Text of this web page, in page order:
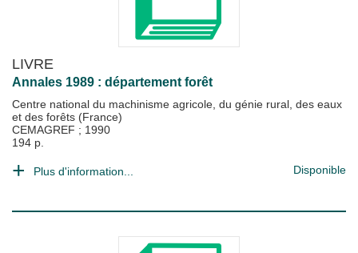
LIVRE
Annales 1989 : département forêt
Centre national du machinisme agricole, du génie rural, des eaux
et des forêts (France)
CEMAGREF ; 1990
194 p.
Plus d'information... Disponible